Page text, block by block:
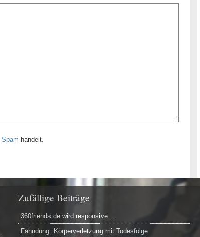
Spam handelt.
Zufällige Beiträge
360friends.de wird responsive…
Fahndung: Körperverletzung mit Todesfolge